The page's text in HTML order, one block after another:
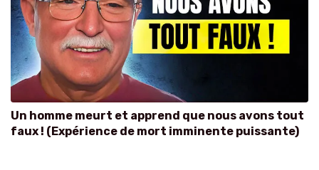
Un homme meurt et apprend que nous avons tout
faux ! (Expérience de mort imminente puissante)